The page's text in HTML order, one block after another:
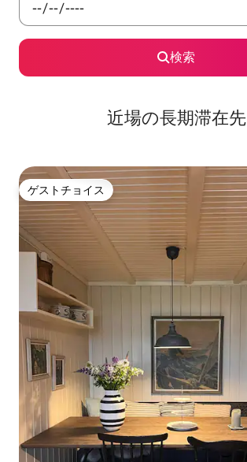
検索
近場の長期滞在先
ゲストチョイス
ゲストチョイス